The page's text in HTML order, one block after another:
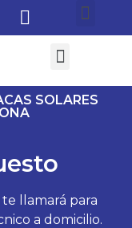
SOLARES
llamará para
a domicilio.